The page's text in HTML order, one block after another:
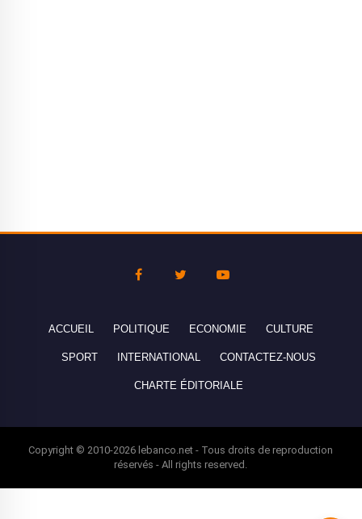
ACCUEIL POLITIQUE ECONOMIE CULTURE
SPORT INTERNATIONAL CONTACTEZ-NOUS
CHARTE ÉDITORIALE
Copyright © 2010-2026 lebanco.net - Tous droits de reproduction
réservés - All rights reserved.